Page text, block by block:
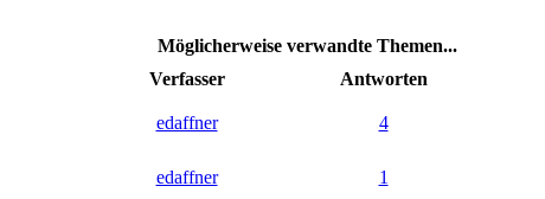
Möglicherweise verwandte Themen...
Verfasser Antworten
edaffner 4
edaffner 1